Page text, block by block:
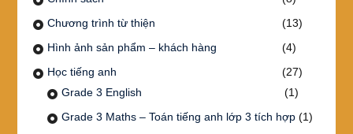
Chương trình từ thiện
(13)
Hình ảnh sản phẩm – khách hàng
(4)
Học tiếng anh
(27)
Grade 3 English
(1)
Grade 3 Maths – Toán tiếng anh lớp 3 tích hợp(1)